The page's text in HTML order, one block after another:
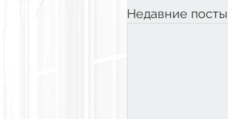
Недавние посты